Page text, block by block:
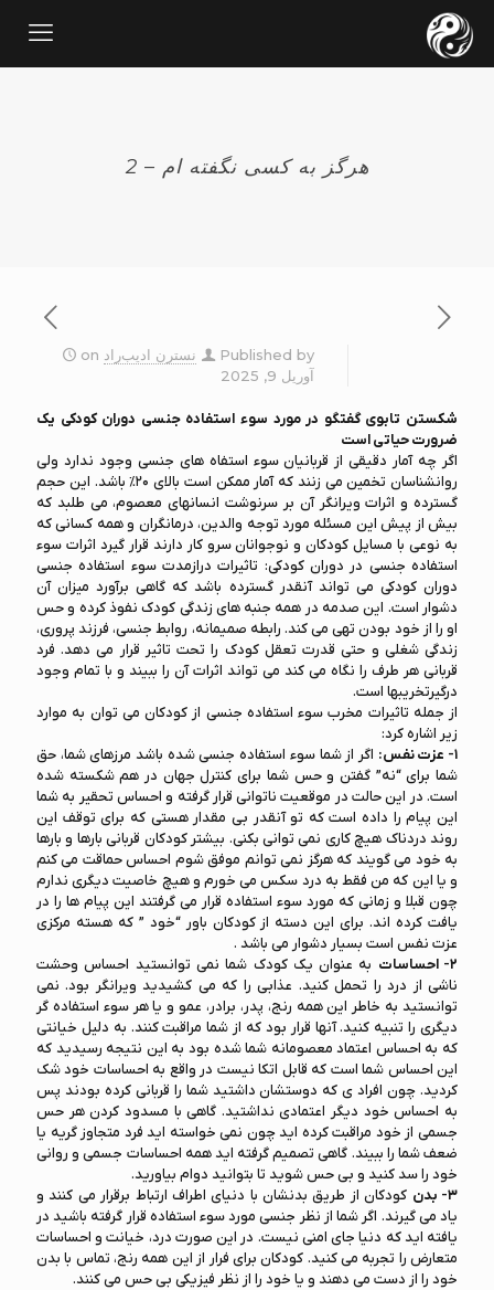
هرگز به کسی نگفته ام – 2
Published by نسترن ادیب‌راد on
آوریل 9, 2025
شکستن تابوی گفتگو در مورد سوء استفاده جنسی دوران کودکی یک
ضرورت حیاتی است
اگر چه آمار دقیقی از قربانیان سوء استفاه های جنسی وجود ندارد ولی
روانشناسان تخمین می زنند که آمار ممکن است بالای ۲۰% باشد. این حجم
گسترده و اثرات ویرانگر آن بر سرنوشت انسانهای معصوم، می طلبد که
بیش از پیش این مسئله مورد توجه والدین، درمانگران و همه کسانی که
به نوعی با مسایل کودکان و نوجوانان سرو کار دارند قرار گیرد اثرات سوء
استفاده جنسی در دوران کودکی: تاثیرات درازمدت سوء استفاده جنسی
دوران کودکی می تواند آنقدر گسترده باشد که گاهی برآورد میزان آن
دشوار است. این صدمه در همه جنبه های زندگی کودک نفوذ کرده و حس
او را از خود بودن تهی می کند. رابطه صمیمانه، روابط جنسی، فرزند پروری،
زندگی شغلی و حتی قدرت تعقل کودک را تحت تاثیر قرار می دهد. فرد
قربانی هر طرف را نگاه می کند می تواند اثرات آن را ببیند و با تمام وجود
درگیرتخریبها است.
از جمله تاثیرات مخرب سوء استفاده جنسی از کودکان می توان به موارد
زیر اشاره کرد:
۱- عزت نفس:
اگر از شما سوء استفاده جنسی شده باشد مرزهای شما، حق
شما برای “نه” گفتن و حس شما برای کنترل جهان در هم شکسته شده
است. در این حالت در موقعیت ناتوانی قرار گرفته و احساس تحقیر به شما
این پیام را داده است که تو آنقدر بی مقدار هستی که برای توقف این
روند دردناک هیچ کاری نمی توانی بکنی. بیشتر کودکان قربانی بارها و بارها
به خود می گویند که هرگز نمی توانم موفق شوم احساس حماقت می کنم
و یا این که من فقط به درد سکس می خورم و هیچ خاصیت دیگری ندارم
چون قبلا و زمانی که مورد سوء استفاده قرار می گرفتند این پیام ها را در
یافت کرده اند. برای این دسته از کودکان باور “خود ” که هسته مرکزی
عزت نفس است بسیار دشوار می باشد .
۲- احساسات
به عنوان یک کودک شما نمی توانستید احساس وحشت
ناشی از درد را تحمل کنید. عذابی را که می کشیدید ویرانگر بود. نمی
توانستید به خاطر این همه رنج، پدر، برادر، عمو و یا هر سوء استفاده گر
دیگری را تنبیه کنید. آنها قرار بود که از شما مراقبت کنند. به دلیل خیانتی
که به احساس اعتماد معصومانه شما شده بود به این نتیجه رسیدید که
این احساس شما است که قابل اتکا نیست در واقع به احساسات خود شک
کردید. چون افراد ی که دوستشان داشتید شما را قربانی کرده بودند پس
به احساس خود دیگر اعتمادی نداشتید. گاهی با مسدود کردن هر حس
جسمی از خود مراقبت کرده اید چون نمی خواسته اید فرد متجاوز گریه یا
ضعف شما را ببیند. گاهی تصمیم گرفته اید همه احساسات جسمی و روانی
خود را سد کنید و بی حس شوید تا بتوانید دوام بیاورید.
۳- بدن
کودکان از طریق بدنشان با دنیای اطراف ارتباط برقرار می کنند و
یاد می گیرند. اگر شما از نظر جنسی مورد سوء استفاده قرار گرفته باشید در
یافته اید که دنیا جای امنی نیست. در این صورت درد، خیانت و احساسات
متعارض را تجربه می کنید. کودکان برای فرار از این همه رنج، تماس با بدن
خود را از دست می دهند و یا خود را از نظر فیزیکی بی حس می کنند.